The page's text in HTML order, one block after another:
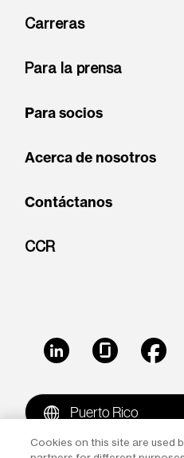
Carreras
Para la prensa
Para socios
Acerca de nosotros
Contáctanos
CCR
LinkedIn Glassdoor
Puerto Rico
Cookies on this site are used